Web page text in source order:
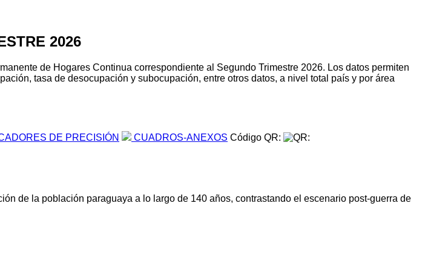
2026
de Hogares Continua correspondiente al Segundo Trimestre 2026. Los datos permiten
tasa de desocupación y subocupación, entre otros datos, a nivel total país y por área
DE PRECISIÓN CUADROS-ANEXOS Código QR:
de la población paraguaya a lo largo de 140 años, contrastando el escenario post-guerra de